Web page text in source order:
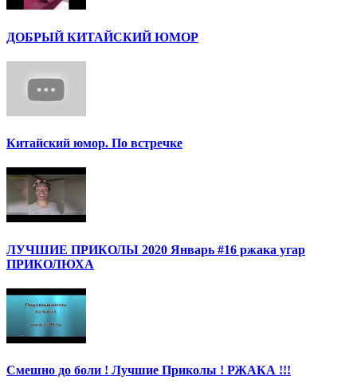
ДОБРЫЙ КИТАЙСКИЙ ЮМОР
Китайский юмор. По встречке
ЛУЧШИЕ ПРИКОЛЫ 2020 Январь #16 ржака угар
ПРИКОЛЮХА
Смешно до боли ! Лучшие Приколы ! РЖАКА !!!